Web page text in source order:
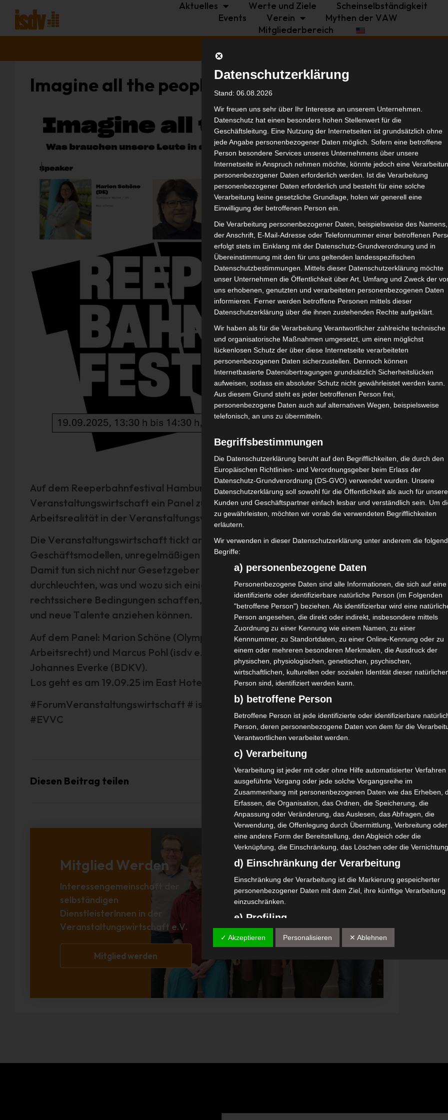
Aktuelles Werte und Ziele
Scheinselbständigkeit
Events
Verein
Mythen der VAW
Mitgliederbereich
Imagine all the people
Auf dem Reeperbahnfestival Hamburg präsentiert das Forum
Veranstaltungswirtschaft ein Panel zum Thema Arbeitsmarkt und
Arbeitsrealität in der Veranstaltungswirtschaft.
Die Veranstaltungswirtschaft tickt anders – mit besonderen
Geschäftsmodellen, unregelmäßigen Einsatzzeiten und viel Projektarbeit.
Damit tun sich nicht nur Gesetzgeber und Behörden schwer. Wir
durchleuchten, was und wozu sich einiges ändern muss, damit wir
rechtssichere Bedingungen schaffen, ein attraktiver Arbeitsmarkt bleiben
und neue Talente anziehen können.
Auf dem Panel: Marion Schöne (Olympiapark München), Barbara Loth (RA
Arbeitsrecht) und Marcus Pohl (isdv e.V.). Moderiert wird das Gespräch von
Johannes Everke (BDKV).
Los geht es am 19.09.25 im East Hotel/ Olive+Pepper um 13:30 Uhr.
#ForumVeranstaltungswirtschaft # isdv #BDKV #VDVO #FAMA #Livekomm
#EVVC
Diesen Beitrag teilen
Mitglied Werden
Interessengemeinschaft der
selbständigen
DienstleisterInnen in der
Veranstaltungswirtschaft e.V.
Mitglied werden
Datenschutzerklärung
Stand: 06.08.2026
Wir freuen uns sehr über Ihr Interesse an unserem Unternehmen.
Datenschutz hat einen besonders hohen Stellenwert für die
Geschäftsleitung. Eine Nutzung der Internetseiten ist grundsätzlich ohne
jede Angabe personenbezogener Daten möglich. Sofern eine betroffene
Person besondere Services unseres Unternehmens über unsere
Internetseite in Anspruch nehmen möchte, könnte jedoch eine
personenbezogener Daten erforderlich werden. Ist die Verarbeitung
personenbezogener Daten erforderlich und besteht für eine solche
Verarbeitung keine gesetzliche Grundlage, holen wir generell eine
Einwilligung der betroffenen Person ein.
Die Verarbeitung personenbezogener Daten, beispielsweise des Namens,
der Anschrift, E-Mail-Adresse oder Telefonnummer einer betroffenen
erfolgt stets im Einklang mit der Datenschutz-Grundverordnung und in
Übereinstimmung mit den für uns geltenden landesspezifischen
Datenschutzbestimmungen. Mittels dieser Datenschutzerklärung möchte
unser Unternehmen die Öffentlichkeit über Art, Umfang und Zweck der
uns erhobenen, genutzten und verarbeiteten personenbezogenen Daten
informieren. Ferner werden betroffene Personen mittels dieser
Datenschutzerklärung über die ihnen zustehenden Rechte aufgeklärt.
Wir haben als für die Verarbeitung Verantwortlicher zahlreiche technische
und organisatorische Maßnahmen umgesetzt, um einen möglichst
lückenlosen Schutz der über diese Internetseite verarbeiteten
personenbezogenen Daten sicherzustellen. Dennoch können
Internetbasierte Datenübertragungen grundsätzlich Sicherheitslücken
aufweisen, sodass ein absoluter Schutz nicht gewährleistet werden kann.
Aus diesem Grund steht es jeder betroffenen Person frei,
personenbezogene Daten auch auf alternativen Wegen, beispielsweise
telefonisch, an uns zu übermitteln.
Begriffsbestimmungen
Die Datenschutzerklärung beruht auf den Begrifflichkeiten, die durch den
Europäischen Richtlinien- und Verordnungsgeber beim Erlass der
Datenschutz-Grundverordnung (DS-GVO) verwendet wurden. Unsere
Datenschutzerklärung soll sowohl für die Öffentlichkeit als auch für unsere
Kunden und Geschäftspartner einfach lesbar und verständlich sein. Um
zu gewährleisten, möchten wir vorab die verwendeten Begrifflichkeiten
erläutern.
Wir verwenden in dieser Datenschutzerklärung unter anderem die
Begriffe:
a) personenbezogene Daten
Personenbezogene Daten sind alle Informationen, die sich auf eine
identifizierte oder identifizierbare natürliche Person (im Folgenden
"betroffene Person") beziehen. Als identifizierbar wird eine
Person angesehen, die direkt oder indirekt, insbesondere mittels
Zuordnung zu einer Kennung wie einem Namen, zu einer
Kennnummer, zu Standortdaten, zu einer Online-Kennung oder zu
einem oder mehreren besonderen Merkmalen, die Ausdruck der
physischen, physiologischen, genetischen, psychischen,
wirtschaftlichen, kulturellen oder sozialen Identität dieser
Person sind, identifiziert werden kann.
b) betroffene Person
Betroffene Person ist jede identifizierte oder identifizierbare
Person, deren personenbezogene Daten von dem für die
Verantwortlichen verarbeitet werden.
c) Verarbeitung
Verarbeitung ist jeder mit oder ohne Hilfe automatisierter Verfahren
ausgeführte Vorgang oder jede solche Vorgangsreihe im
Zusammenhang mit personenbezogenen Daten wie das Erheben,
Erfassen, die Organisation, das Ordnen, die Speicherung, die
Anpassung oder Veränderung, das Auslesen, das Abfragen, die
Verwendung, die Offenlegung durch Übermittlung, Verbreitung oder
eine andere Form der Bereitstellung, den Abgleich oder die
Verknüpfung, die Einschränkung, das Löschen oder die Vernichtung.
d) Einschränkung der Verarbeitung
Einschränkung der Verarbeitung ist die Markierung gespeicherter
personenbezogener Daten mit dem Ziel, ihre künftige Verarbeitung
einzuschränken.
e) Profiling
Profiling ist jede Art der automatisierten Verarbeitung
persönliche Aspekte, die sich auf eine natürliche Person beziehen,
wirtschaftlicher Lage, Gesundheit, persönlicher Vorlieben,
Zuverlässigkeit, Verhalten, Aufenthaltsort oder Ortswechsel dieser
Hinzuziehung zusätzlicher Informationen nicht mehr einer
✓ Akzeptieren Personalisieren ✕ Ablehnen